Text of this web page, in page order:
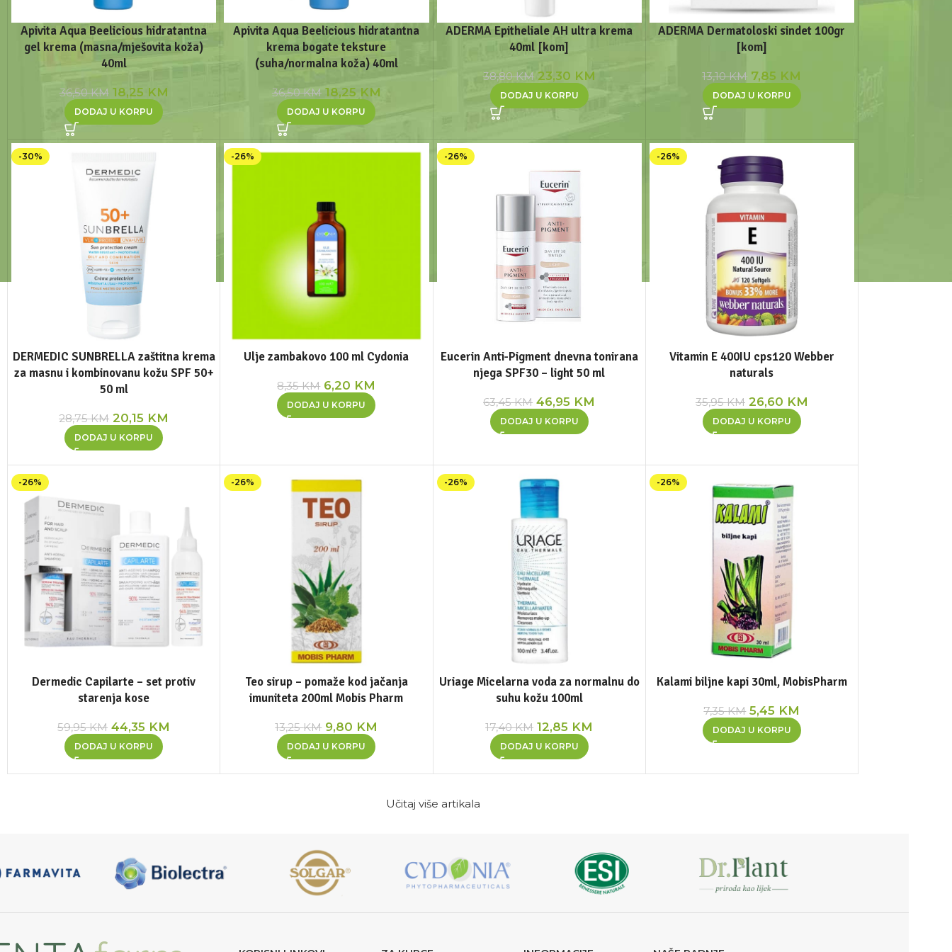
Apivita Aqua Beelicious hidratantna
gel krema (masna/mješovita koža)
40ml
36,50KM 18,25 KM
DODAJ U KORPU
Apivita Aqua Beelicious hidratantna
krema bogate teksture
(suha/normalna koža) 40ml
36,50KM 18,25 KM
DODAJ U KORPU
ADERMA Epitheliale AH ultra krema
40ml [kom]
38,80KM 23,30 KM
DODAJ U KORPU
ADERMA Dermatoloski sindet 100gr
[kom]
13,10KM 7,85 KM
DODAJ U KORPU
-30%
DERMEDIC SUNBRELLA zaštitna krema
za masnu i kombinovanu kožu SPF 50+
50 ml
28,75KM 20,15 KM
DODAJ U KORPU
-26%
Ulje zambakovo 100 ml Cydonia
8,35KM 6,20 KM
DODAJ U KORPU
-26%
Eucerin Anti-Pigment dnevna tonirana
njega SPF30 – light 50 ml
63,45KM 46,95 KM
DODAJ U KORPU
-26%
Vitamin E 400IU cps120 Webber
naturals
35,95KM 26,60 KM
DODAJ U KORPU
-26%
Dermedic Capilarte – set protiv
starenja kose
59,95KM 44,35 KM
DODAJ U KORPU
-26%
Teo sirup – pomaže kod jačanja
imuniteta 200ml Mobis Pharm
13,25KM 9,80 KM
DODAJ U KORPU
-26%
Uriage Micelarna voda za normalnu do
suhu kožu 100ml
17,40KM 12,85 KM
DODAJ U KORPU
-26%
Kalami biljne kapi 30ml, MobisPharm
7,35KM 5,45 KM
DODAJ U KORPU
Učitaj više artikala